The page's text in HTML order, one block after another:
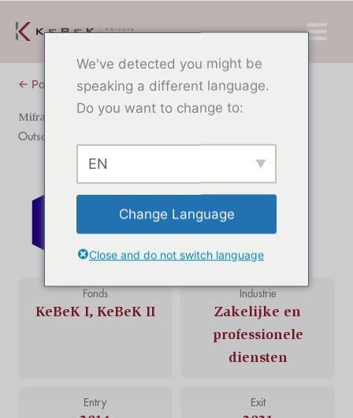
naar
← Portfolio
Mifratel
Outsourcing, insourcing en werving voor contactdiensten.
Fonds
KeBeK I, KeBeK II
Industrie
Zakelijke en
professionele
diensten
Entry Exit
We've detected you might be
speaking a different language.
Do you want to change to:
EN
Change Language
Close and do not switch language